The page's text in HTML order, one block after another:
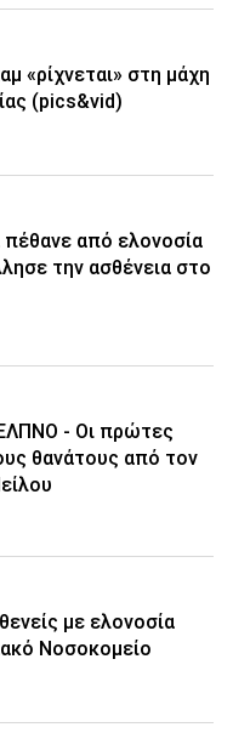
«ρίχνεται» στη μάχη
(pics&vid)
πέθανε από ελονοσία
την ασθένεια στο
- Οι πρώτες
θανάτους από τον
με ελονοσία
Νοσοκομείο